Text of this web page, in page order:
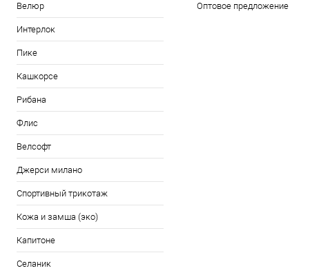
Велюр
Интерлок
Пике
Кашкорсе
Рибана
Флис
Велсофт
Джерси милано
Спортивный трикотаж
Кожа и замша (эко)
Капитоне
Селаник
Оптовое предложение